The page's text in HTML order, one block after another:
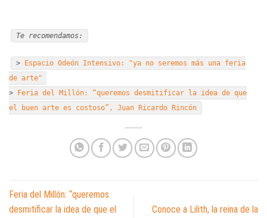
Te recomendamos:
> Espacio Odeón Intensivo: "ya no seremos más una feria
de arte"
> Feria del Millón: “queremos desmitificar la idea de que
el buen arte es costoso”, Juan Ricardo Rincón
Feria del Millón: “queremos
desmitificar la idea de que el
Conoce a Lilith, la reina de la